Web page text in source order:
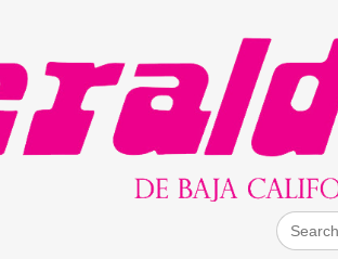
Search
for: